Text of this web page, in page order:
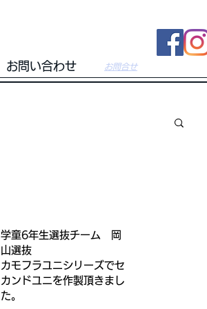
お問い合わせ ​お問合せ
学童6年生選抜チーム　岡
山選抜
カモフラユニシリーズでセ
カンドユニを作製頂きまし
た。